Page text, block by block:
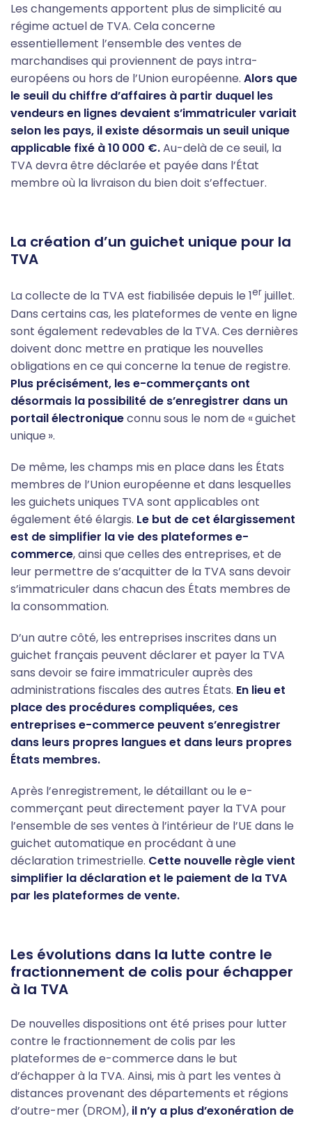
Les changements apportent plus de simplicité au
régime actuel de TVA. Cela concerne
essentiellement l’ensemble des ventes de
marchandises qui proviennent de pays intra-
européens ou hors de l’Union européenne. Alors que
le seuil du chiffre d’affaires à partir duquel les
vendeurs en lignes devaient s’immatriculer variait
selon les pays, il existe désormais un seuil unique
applicable fixé à 10 000 €.Au-delà de ce seuil, la
TVA devra être déclarée et payée dans l’État
membre où la livraison du bien doit s’effectuer.
La création d’un guichet unique pour la
TVA
La collecte de la TVA est fiabilisée depuis le 1er juillet.
Dans certains cas, les plateformes de vente en ligne
sont également redevables de la TVA. Ces dernières
doivent donc mettre en pratique les nouvelles
obligations en ce qui concerne la tenue de registre.
Plus précisément, les e-commerçants ont
désormais la possibilité de s’enregistrer dans un
portail électroniqueconnu sous le nom de « guichet
unique ».
De même, les champs mis en place dans les États
membres de l’Union européenne et dans lesquelles
les guichets uniques TVA sont applicables ont
également été élargis. Le but de cet élargissement
est de simplifier la vie des plateformes e-
commerce, ainsi que celles des entreprises, et de
leur permettre de s’acquitter de la TVA sans devoir
s’immatriculer dans chacun des États membres de
la consommation.
D’un autre côté, les entreprises inscrites dans un
guichet français peuvent déclarer et payer la TVA
sans devoir se faire immatriculer auprès des
administrations fiscales des autres États. En lieu et
place des procédures compliquées, ces
entreprises e-commerce peuvent s’enregistrer
dans leurs propres langues et dans leurs propres
États membres.
Après l’enregistrement, le détaillant ou le e-
commerçant peut directement payer la TVA pour
l’ensemble de ses ventes à l’intérieur de l’UE dans le
guichet automatique en procédant à une
déclaration trimestrielle. Cette nouvelle règle vient
simplifier la déclaration et le paiement de la TVA
par les plateformes de vente.
Les évolutions dans la lutte contre le
fractionnement de colis pour échapper
à la TVA
De nouvelles dispositions ont été prises pour lutter
contre le fractionnement de colis par les
plateformes de e-commerce dans le but
d’échapper à la TVA. Ainsi, mis à part les ventes à
distances provenant des départements et régions
d’outre-mer (DROM), il n’y a plus d’exonération de